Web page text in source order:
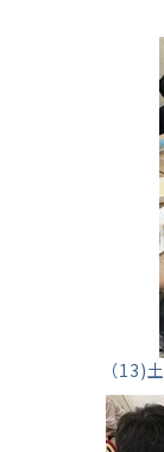
（13)